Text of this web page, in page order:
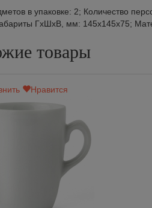
в упаковке: 2; Количество
ГхШхВ, мм: 145х145х75;
товары
Нравится